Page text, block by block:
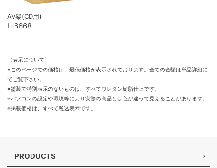
AV架(CD用)
L-6668
〈表示について〉
※このページでの価格は、最低価格が表示されております。全ての金額は単品詳細に
てご覧下さい。
※塗装で特別表示のないものは、すべてウレタン樹脂仕上です。
※パソコンの設定や環境等により実際の商品とは色が違って見えることがあります。
※掲載価格は、すべて税込表示です。
PRODUCTS